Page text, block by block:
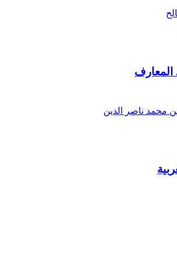
المعارف
محمد ناصر الدين